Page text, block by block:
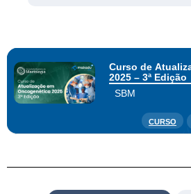
Curso de
2025 – 3ª Edição
SBM
CURSO